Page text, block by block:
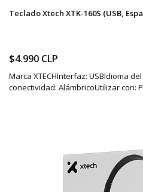
Teclado Xtech XTK-160S (USB,
$4.990 CLP
Marca XTECHInterfaz: USBIdioma
conectividad: AlámbricoUtilizar con: